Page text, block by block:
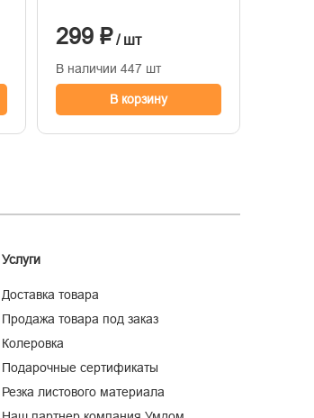
299 ₽/ шт
В наличии 447 шт
В корзину
Услуги
Доставка товара
Продажа товара под заказ
Колеровка
Подарочные сертификаты
Резка листового материала